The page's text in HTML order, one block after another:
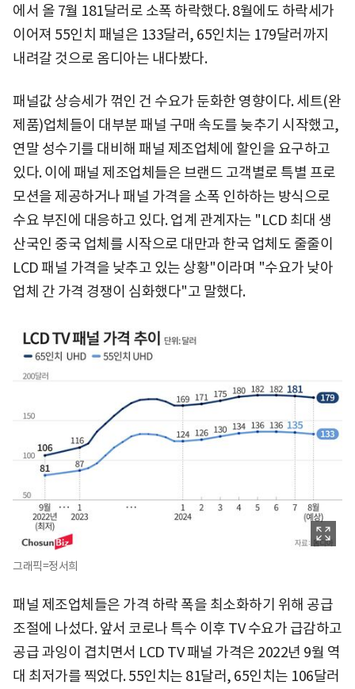
에서 올 7월 181달러로 소폭 하락했다. 8월에도 하락세가
이어져 55인치 패널은 133달러, 65인치는 179달러까지
내려갈 것으로 옴디아는 내다봤다.
패널값 상승세가 꺾인 건 수요가 둔화한 영향이다. 세트(완
제품)업체들이 대부분 패널 구매 속도를 늦추기 시작했고,
연말 성수기를 대비해 패널 제조업체에 할인을 요구하고
있다. 이에 패널 제조업체들은 브랜드 고객별로 특별 프로
모션을 제공하거나 패널 가격을 소폭 인하하는 방식으로
수요 부진에 대응하고 있다. 업계 관계자는 "LCD 최대 생
산국인 중국 업체를 시작으로 대만과 한국 업체도 줄줄이
LCD 패널 가격을 낮추고 있는 상황"이라며 "수요가 낮아
업체 간 가격 경쟁이 심화했다"고 말했다.
그래픽=정서희
패널 제조업체들은 가격 하락 폭을 최소화하기 위해 공급
조절에 나섰다. 앞서 코로나 특수 이후 TV 수요가 급감하고
공급 과잉이 겹치면서 LCD TV 패널 가격은 2022년 9월 역
대 최저가를 찍었다. 55인치는 81달러, 65인치는 106달러